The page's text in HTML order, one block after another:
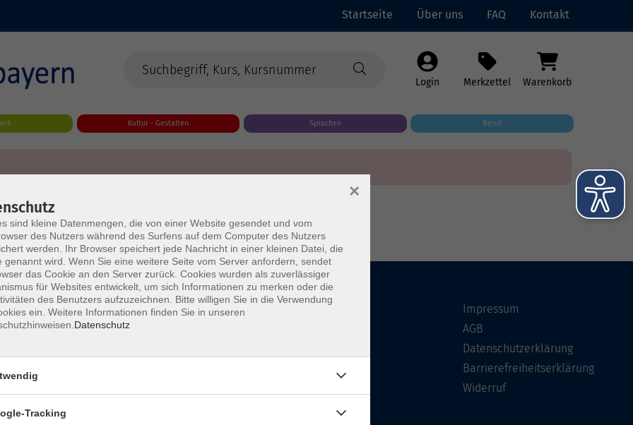
Startseite Über uns FAQ Kontakt
Login Merkzettel Warenkorb
Kultur - Gestalten Sprachen Beruf
Startseite
Impressum
AGB
Datenschutzerklärung
Barrierefreiheitserklärung
Widerruf
sind kleine Datenmengen, die von einer Website gesendet und vom
des Nutzers während des Surfens auf dem Computer des Nutzers
werden. Ihr Browser speichert jede Nachricht in einer kleinen Datei, die
genannt wird. Wenn Sie eine weitere Seite vom Server anfordern, sendet
das Cookie an den Server zurück. Cookies wurden als zuverlässiger
für Websites entwickelt, um sich Informationen zu merken oder die
des Benutzers aufzuzeichnen. Bitte willigen Sie in die Verwendung
ein. Weitere Informationen finden Sie in unseren
Datenschutz
×
Tracking